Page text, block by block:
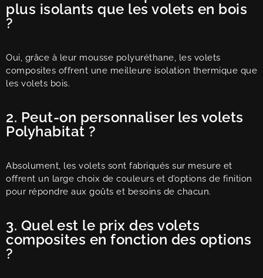
plus isolants que les volets en bois
?
Oui, grâce à leur mousse polyuréthane, les volets
composites offrent une meilleure isolation thermique que
les volets bois.
2. Peut-on personnaliser les volets
Polyhabitat ?
Absolument, les volets sont fabriqués sur mesure et
offrent un large choix de couleurs et d’options de finition
pour répondre aux goûts et besoins de chacun.
3. Quel est le prix des volets
composites en fonction des options
?